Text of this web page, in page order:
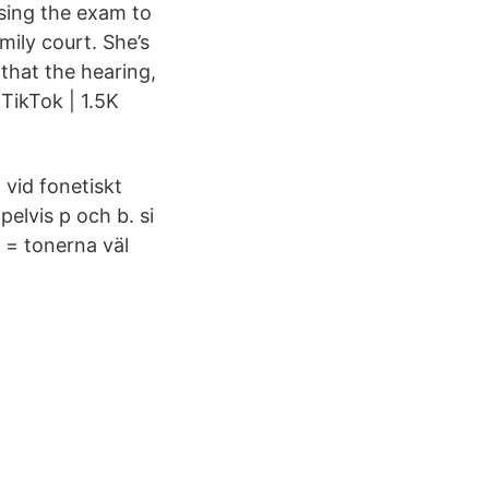
the exam to
court. She’s
the hearing,
| 1.5K
vid fonetiskt
p och b. si
= tonerna väl